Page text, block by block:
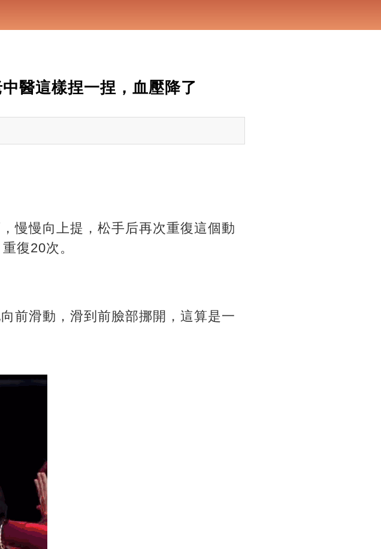
醫這樣捏一捏，血壓降了
慢慢向上提，松手后再次重復這個動
復20次。
前滑動，滑到前臉部挪開，這算是一